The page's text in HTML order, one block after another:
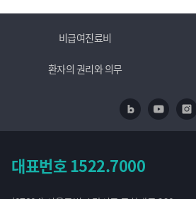
비급여진료비
환자의 권리와 의무
네이버 블로그
유투브
대표번호1522.7000